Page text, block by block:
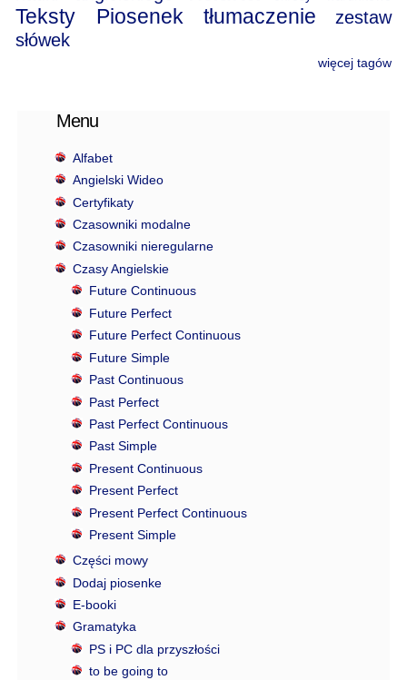
Teksty Piosenek tłumaczenie
zestaw
słówek
więcej tagów
Menu
Alfabet
Angielski Wideo
Certyfikaty
Czasowniki modalne
Czasowniki nieregularne
Czasy Angielskie
Future Continuous
Future Perfect
Future Perfect Continuous
Future Simple
Past Continuous
Past Perfect
Past Perfect Continuous
Past Simple
Present Continuous
Present Perfect
Present Perfect Continuous
Present Simple
Części mowy
Dodaj piosenke
E-booki
Gramatyka
PS i PC dla przyszłości
to be going to